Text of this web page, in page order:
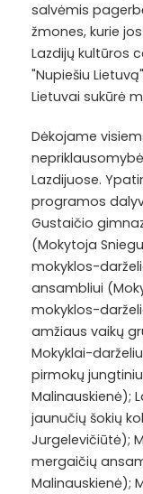
salvėmis
žmones, kurie
Lazdijų kultūros
"Nupiešiu
Lietuvai sukūrė
Dėkojame
Lazdijuose.
programos
Gustaičio
(Mokytoja
mokyklos-
ansambliui
mokyklos-
amžiaus vaikų
Mokyklai-da
pirmokų
Malinauskienė);
jaunučių šokių
Jurgelevičiūtė);
mergaičių
Malinauskienė);